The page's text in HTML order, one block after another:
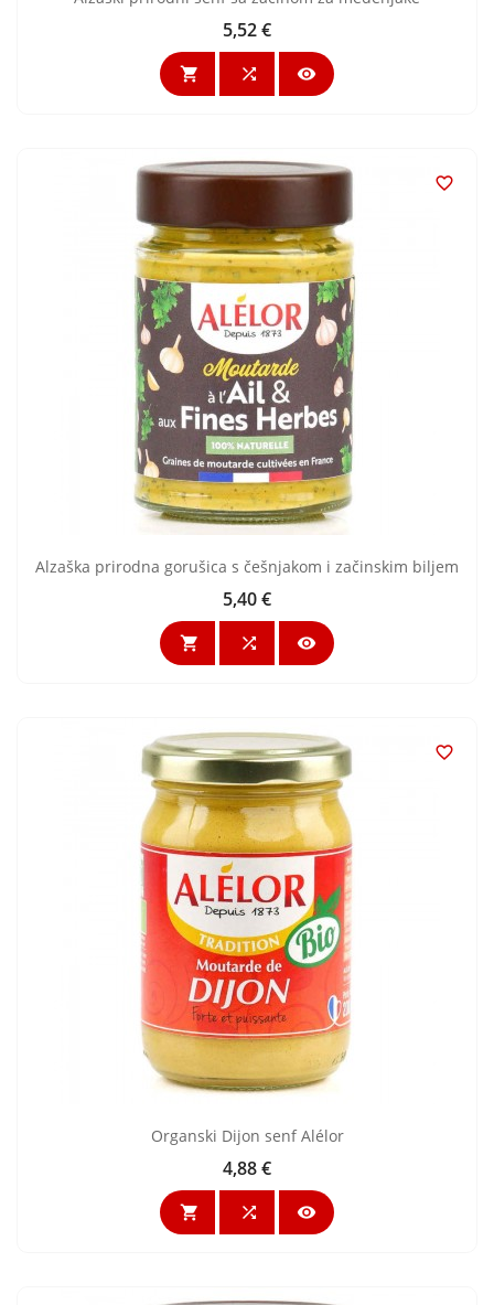
Cijena
5,52 €
  

Alzaška prirodna gorušica s češnjakom i začinskim biljem
Cijena
5,40 €
  

Organski Dijon senf Alélor
Cijena
4,88 €
  